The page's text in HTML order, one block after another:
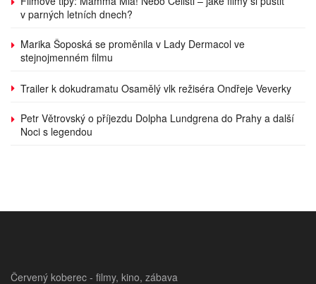
v parných letních dnech?
Marika Šoposká se proměnila v Lady Dermacol ve
stejnojmenném filmu
Trailer k dokudramatu Osamělý vlk režiséra Ondřeje Veverky
Petr Větrovský o příjezdu Dolpha Lundgrena do Prahy a další
Noci s legendou
Červený koberec - filmy, kino, zábava